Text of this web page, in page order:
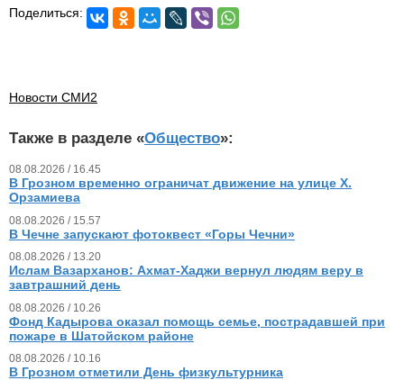
Поделиться:
Новости СМИ2
Также в разделе «Общество»:
08.08.2026 / 16.45
В Грозном временно ограничат движение на улице Х.
Орзамиева
08.08.2026 / 15.57
В Чечне запускают фотоквест «Горы Чечни»
08.08.2026 / 13.20
Ислам Вазарханов: Ахмат-Хаджи вернул людям веру в
завтрашний день
08.08.2026 / 10.26
Фонд Кадырова оказал помощь семье, пострадавшей при
пожаре в Шатойском районе
08.08.2026 / 10.16
В Грозном отметили День физкультурника